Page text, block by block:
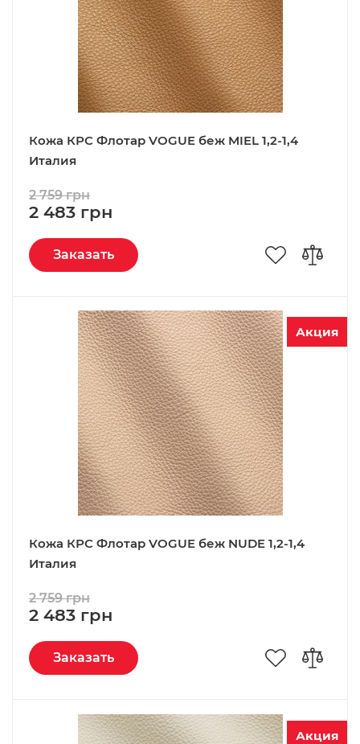
Кожа КРС Флотар VOGUE беж MIEL 1,2-1,4
Италия
2 483 грн
2 759 грн
Заказать
Акция
Кожа КРС Флотар VOGUE беж NUDE 1,2-1,4
Италия
2 483 грн
2 759 грн
Заказать
Акция